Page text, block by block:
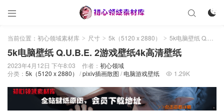
 

当前位置： 初心领域素材库 > 尺寸 > 5k（5120 x 2880） > 5k电脑壁纸 Q.U.B.E. 2游戏壁纸4k高清壁纸
5k电脑壁纸 Q.U.B.E. 2游戏壁纸4k高清壁纸
2023年4月12日 下午8:03 作者： 初心领域
分类： 5k（5120 x 2880） /pixiv插画散图 / 电脑游戏壁纸  1.29K